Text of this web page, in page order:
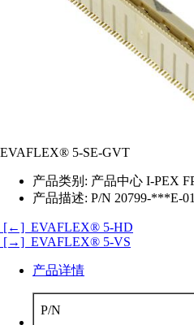
EVAFLEX® 5-SE-GVT
产品类别: 产品中心 I-PEX
产品描述: P/N 20799-***E-
[←] EVAFLEX® 5-HD
[→] EVAFLEX® 5-VS
产品详情
P/N